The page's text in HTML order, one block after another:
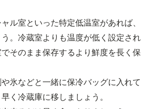
ル室といった特定低温室があれば、
。冷蔵室よりも温度が低く設定され
そのまま保存するより鮮度を長く保
や氷などと一緒に保冷バッグに入れて
く冷蔵庫に移しましょう。